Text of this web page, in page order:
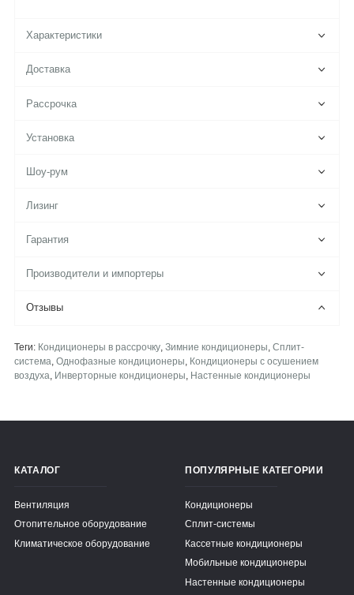
Характеристики
Доставка
Рассрочка
Установка
Шоу-рум
Лизинг
Гарантия
Производители и импортеры
Отзывы
Теги: Кондиционеры в рассрочку Зимние кондиционеры Сплит-
система Однофазные кондиционеры
Кондиционеры с осушением
воздуха
Инверторные кондиционеры Настенные кондиционеры
КАТАЛОГ
Вентиляция
Отопительное оборудование
Климатическое оборудование
ПОПУЛЯРНЫЕ КАТЕГОРИИ
Кондиционеры
Сплит-системы
Кассетные кондиционеры
Мобильные кондиционеры
Настенные кондиционеры